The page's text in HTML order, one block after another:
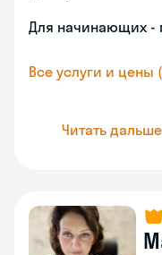
Для начинающих -
Все услуги и цены
Читать дальше